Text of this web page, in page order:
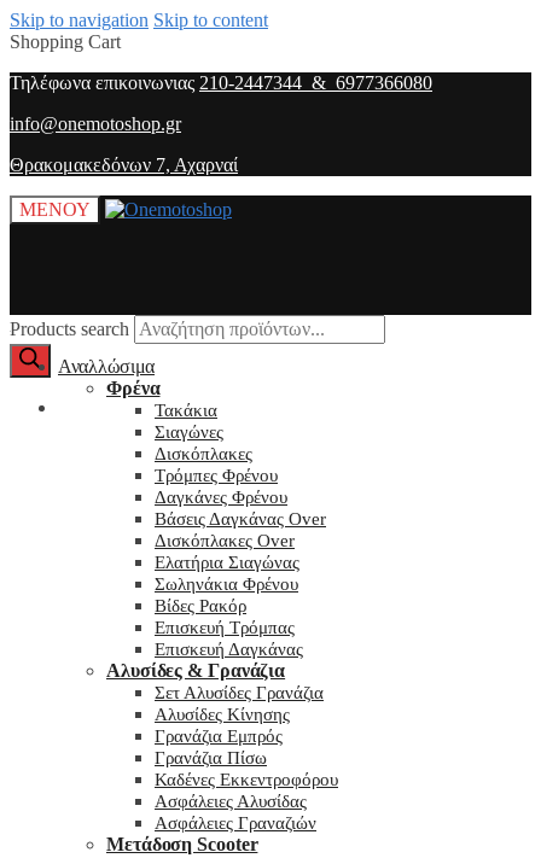
Skip to navigation Skip to content
Shopping Cart
Τηλέφωνα επικοινωνιας 210-2447344 & 6977366080
info@onemotoshop.gr
Θρακομακεδόνων 7, Αχαρναί
ΜΕΝΟΥ
Products search
O λογαριασμός μου
Αναλλώσιμα
Φρένα
Τακάκια
Σιαγώνες
Δισκόπλακες
Τρόμπες Φρένου
Δαγκάνες Φρένου
Βάσεις Δαγκάνας Over
Δισκόπλακες Over
Ελατήρια Σιαγώνας
Σωληνάκια Φρένου
Βίδες Ρακόρ
Επισκευή Τρόμπας
Επισκευή Δαγκάνας
Αλυσίδες & Γρανάζια
Σετ Αλυσίδες Γρανάζια
Αλυσίδες Κίνησης
Γρανάζια Εμπρός
Γρανάζια Πίσω
Καδένες Εκκεντροφόρου
Ασφάλειες Αλυσίδας
Ασφάλειες Γραναζιών
Μετάδοση Scooter